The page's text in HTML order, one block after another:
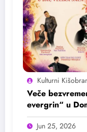
Kulturni
Veče
evergrin“ u
25. juna
Jun 25, 2026